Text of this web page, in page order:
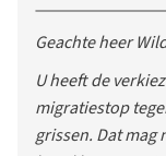
Geachte heer
U heeft de
migratiestop
grissen. Dat mag